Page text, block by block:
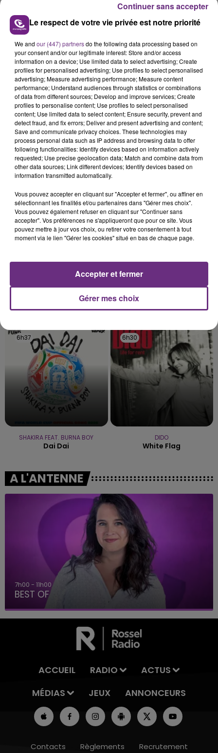
FIL D'ACTU
7 août 2026
LA CENTRALE NUCLÉAIRE DE CHOOZ
TOUJOURS À L'ARRÊT
Cela fait déjà une semaine que la centrale
nucléaire ardennaise est à l'arrêt. Une situation
justifiée par la sécheresse intense qui est toujours
présente.
7 août 2026
SES PORTES
C'était l'une des institutions du centre-ville
rémois. Le magasin JouéClub est contraint de
fermer ses portes.
TITRES DIFFUSÉS
6h37
6h37
SHAKIRA FEAT. BURNA BOY
Dai Dai
6h30
6h30
DIDO
White Flag
A L'ANTENNE
7h00 - 11h00
BEST OF
ACCUEIL RADIO
ACTUS
MÉDIAS
JEUX ANNONCEURS
Contacts Règlements Recrutement
Le respect de votre vie privée est notre priorité
We and our (447) partnersdo the following data processing based on
your consent and/or our legitimate interest: Store and/or access
information on a device; Use limited data to select advertising; Create
profiles for personalised advertising; Use profiles to select personalised
advertising; Measure advertising performance; Measure content
performance; Understand audiences through statistics or combinations
of data from different sources; Develop and improve services; Create
profiles to personalise content; Use profiles to select personalised
content; Use limited data to select content; Ensure security, prevent and
detect fraud, and fix errors; Deliver and present advertising and content;
Save and communicate privacy choices. These technologies may
process personal data such as IP address and browsing data to offer
following functionalities: Identify devices based on information actively
requested; Use precise geolocation data; Match and combine data from
other data sources; Link different devices; Identify devices based on
information transmitted automatically.
Vous pouvez accepter en cliquant sur "Accepter et fermer", ou affiner en
sélectionnant les finalités et/ou partenaires dans "Gérer mes choix".
Vous pouvez également refuser en cliquant sur "Continuer sans
accepter". Vos préférences ne s'appliqueront que pour ce site. Vous
pouvez mettre à jour vos choix, ou retirer votre consentement à tout
moment via le lien "Gérer les cookies" situé en bas de chaque page.
Gérer mes choix
Accepter et fermer
Continuer sans accepter